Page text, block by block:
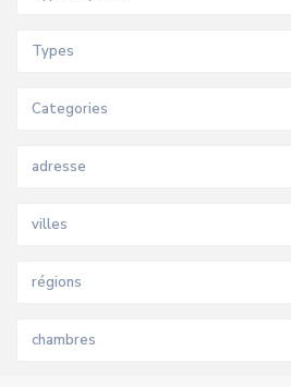
Types
Categories
villes
régions
chambres